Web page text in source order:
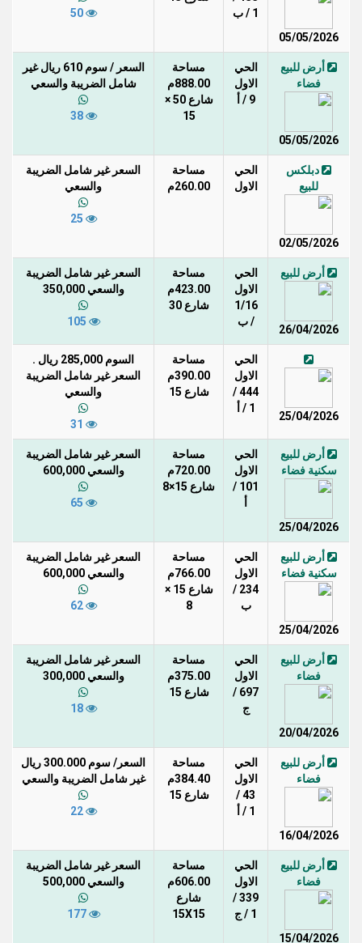
05/05/2026
1 / ب
50
أرض للبيع
فضاء
05/05/2026
الحي
الاول
9 / أ
مساحة
888.00م
شارع 50 ×
15
السعر / سوم 610 ريال غير
شامل الضريبة والسعي
38
دبلكس
للبيع
02/05/2026
الحي
الاول
مساحة
260.00م
السعر غير شامل الضريبة
والسعي
أرض للبيع
26/04/2026
الحي
الاول
1/16
/ ب
مساحة
423.00م
شارع 30
السعر غير شامل الضريبة
والسعي 350,000
25/04/2026
الحي
الاول
444 /
1 / أ
مساحة
390.00م
شارع 15
السوم 285,000 ريال .
السعر غير شامل الضريبة
والسعي
أرض للبيع
سكنية فضاء
25/04/2026
الحي
الاول
101 /
مساحة
720.00م
شارع 15×8
السعر غير شامل الضريبة
والسعي 600,000
أرض للبيع
سكنية فضاء
25/04/2026
الحي
الاول
234 /
ب
مساحة
766.00م
شارع 15 ×
8
السعر غير شامل الضريبة
والسعي 600,000
62
أرض للبيع
فضاء
20/04/2026
الحي
الاول
697 /
ج
مساحة
375.00م
شارع 15
السعر غير شامل الضريبة
والسعي 300,000
18
أرض للبيع
فضاء
16/04/2026
الحي
الاول
43 /
1 / أ
مساحة
384.40م
شارع 15
السعر/ سوم 300.000 ريال
غير شامل الضريبة والسعي
22
أرض للبيع
فضاء
15/04/2026
الحي
الاول
339 /
1 / ج
مساحة
606.00م
شارع
15X15
السعر غير شامل الضريبة
والسعي 500,000
177